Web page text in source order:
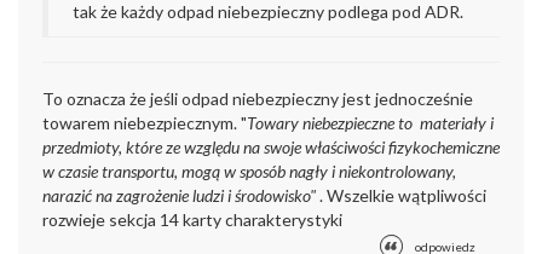
tak że każdy odpad niebezpieczny podlega pod ADR.
To oznacza że jeśli odpad niebezpieczny jest jednocześnie
towarem niebezpiecznym. "Towary niebezpieczne to materiały i
przedmioty, które ze względu na swoje właściwości fizykochemiczne
w czasie transportu, mogą w sposób nagły i niekontrolowany,
narazić na zagrożenie ludzi i środowisko". Wszelkie wątpliwości
rozwieje sekcja 14 karty charakterystyki
odpowiedz